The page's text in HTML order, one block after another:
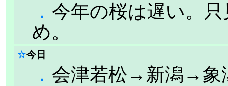
． 今年の桜は遅い。
め。
☆今日
． 会津若松→新潟→象